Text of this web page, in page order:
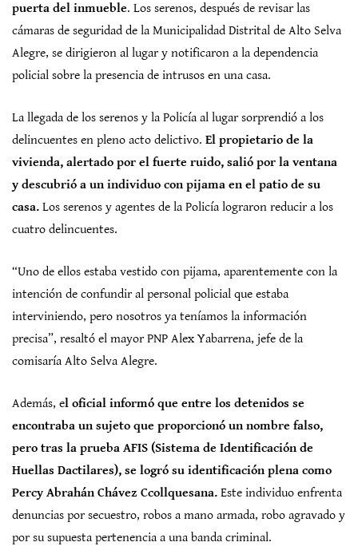
puerta del inmueble. Los serenos, después de revisar las
cámaras de seguridad de la Municipalidad Distrital de Alto Selva
Alegre, se dirigieron al lugar y notificaron a la dependencia
policial sobre la presencia de intrusos en una casa.
La llegada de los serenos y la Policía al lugar sorprendió a los
delincuentes en pleno acto delictivo. El propietario de la
vivienda, alertado por el fuerte ruido, salió por la ventana
y descubrió a un individuo con pijama en el patio de su
casa. Los serenos y agentes de la Policía lograron reducir a los
cuatro delincuentes.
“Uno de ellos estaba vestido con pijama, aparentemente con la
intención de confundir al personal policial que estaba
interviniendo, pero nosotros ya teníamos la información
precisa”, resaltó el mayor PNP Alex Yabarrena, jefe de la
comisaría Alto Selva Alegre.
Además, el oficial informó que entre los detenidos se
encontraba un sujeto que proporcionó un nombre falso,
pero tras la prueba AFIS (Sistema de Identificación de
Huellas Dactilares), se logró su identificación plena como
Percy Abrahán Chávez Ccollquesana. Este individuo enfrenta
denuncias por secuestro, robos a mano armada, robo agravado y
por su supuesta pertenencia a una banda criminal.